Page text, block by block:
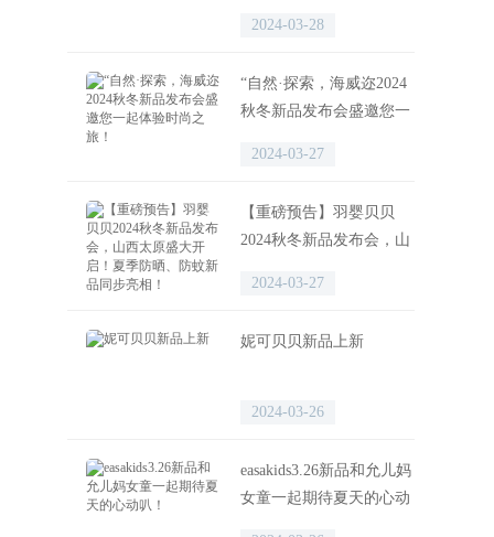
2024-03-28
“自然·探索，海威迩2024
秋冬新品发布会盛邀您一
2024-03-27
【重磅预告】羽婴贝贝
2024秋冬新品发布会，山
2024-03-27
妮可贝贝新品上新
2024-03-26
easakids3.26新品和允儿妈
女童一起期待夏天的心动